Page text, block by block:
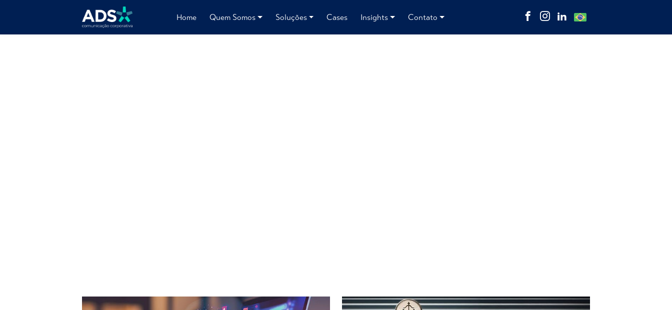
Home Quem Somos Soluções Cases Insights Contato